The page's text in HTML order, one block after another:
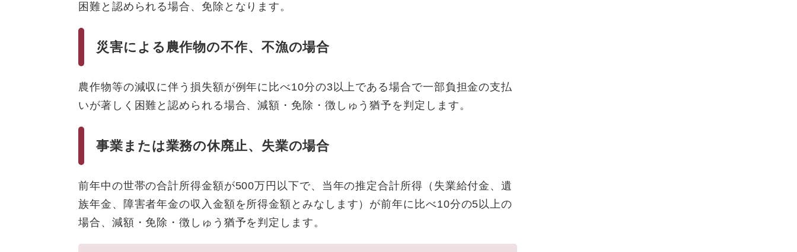
困難と認められる場合、免除となります。
災害による農作物の不作、不漁の場合
農作物等の減収に伴う損失額が例年に比べ10分の3以上である場合で一部負担金の支払
いが著しく困難と認められる場合、減額・免除・徴しゅう猶予を判定します。
事業または業務の休廃止、失業の場合
前年中の世帯の合計所得金額が500万円以下で、当年の推定合計所得（失業給付金、遺
族年金、障害者年金の収入金額を所得金額とみなします）が前年に比べ10分の5以上の
場合、減額・免除・徴しゅう猶予を判定します。